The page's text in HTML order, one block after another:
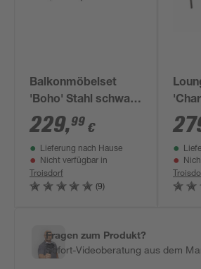
Balkonmöbelset
'Boho' Stahl schwarz
3-teilig
229,99 €
Lieferung nach Hause
Nicht verfügbar in
Troisdorf
(9)
Fragen zum Produkt?
Sofort-Videoberatung aus dem